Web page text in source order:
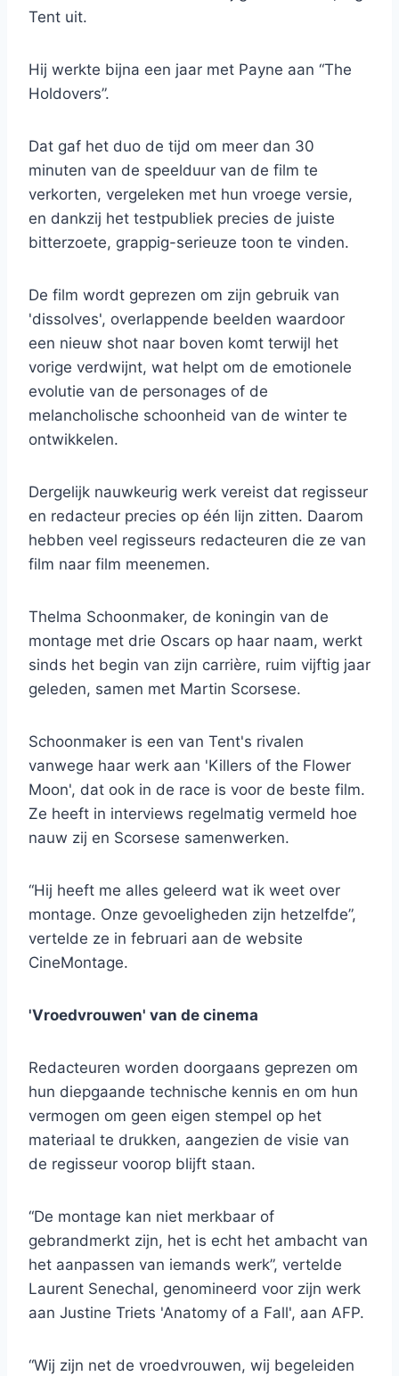
Tent uit.
Hij werkte bijna een jaar met Payne aan “The
Holdovers”.
Dat gaf het duo de tijd om meer dan 30
minuten van de speelduur van de film te
verkorten, vergeleken met hun vroege versie,
en dankzij het testpubliek precies de juiste
bitterzoete, grappig-serieuze toon te vinden.
De film wordt geprezen om zijn gebruik van
'dissolves', overlappende beelden waardoor
een nieuw shot naar boven komt terwijl het
vorige verdwijnt, wat helpt om de emotionele
evolutie van de personages of de
melancholische schoonheid van de winter te
ontwikkelen.
Dergelijk nauwkeurig werk vereist dat regisseur
en redacteur precies op één lijn zitten. Daarom
hebben veel regisseurs redacteuren die ze van
film naar film meenemen.
Thelma Schoonmaker, de koningin van de
montage met drie Oscars op haar naam, werkt
sinds het begin van zijn carrière, ruim vijftig jaar
geleden, samen met Martin Scorsese.
Schoonmaker is een van Tent's rivalen
vanwege haar werk aan 'Killers of the Flower
Moon', dat ook in de race is voor de beste film.
Ze heeft in interviews regelmatig vermeld hoe
nauw zij en Scorsese samenwerken.
“Hij heeft me alles geleerd wat ik weet over
montage. Onze gevoeligheden zijn hetzelfde”,
vertelde ze in februari aan de website
CineMontage.
'Vroedvrouwen' van de cinema
Redacteuren worden doorgaans geprezen om
hun diepgaande technische kennis en om hun
vermogen om geen eigen stempel op het
materiaal te drukken, aangezien de visie van
de regisseur voorop blijft staan.
“De montage kan niet merkbaar of
gebrandmerkt zijn, het is echt het ambacht van
het aanpassen van iemands werk”, vertelde
Laurent Senechal, genomineerd voor zijn werk
aan Justine Triets 'Anatomy of a Fall', aan AFP.
“Wij zijn net de vroedvrouwen, wij begeleiden